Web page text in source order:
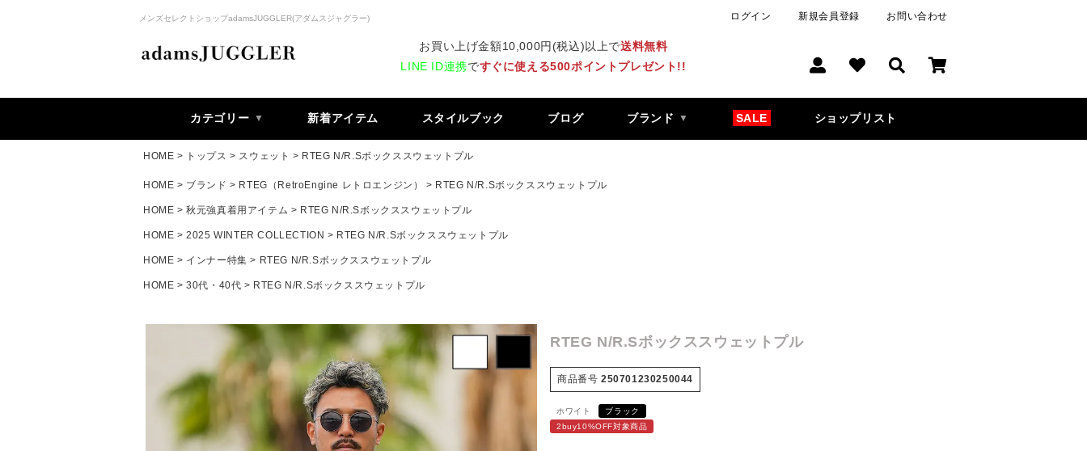
メンズセレクトショップadamsJUGGLER(アダムスジャグラー) ログイン 新規会員登録 お問い合わせ
お買い上げ金額10,000円(税込)以上で送料無料
LINE ID連携ですぐに使える500ポイントプレゼント!!
カテゴリー 新着アイテム スタイルブック ブログ ブランド SALE ショップリスト
HOME トップス スウェット RTEG N/R.Sボックススウェットプル
HOME ブランド RTEG（RetroEngine レトロエンジン） RTEG N/R.Sボックススウェットプル
HOME 秋元強真着用アイテム RTEG N/R.Sボックススウェットプル
HOME 2025 WINTER COLLECTION RTEG N/R.Sボックススウェットプル
HOME インナー特集 RTEG N/R.Sボックススウェットプル
HOME 30代・40代 RTEG N/R.Sボックススウェットプル
RTEG N/R.Sボックススウェットプル
商品番号 250701230250044
ホワイト
ブラック
2buy10%OFF対象商品